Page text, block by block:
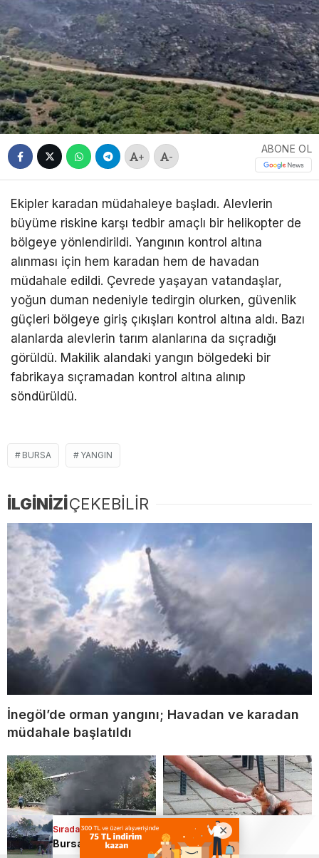
Sıradaki Haber
Bursa’da samanlık alevlere teslim oldu
+ -
ABONE OL
Ekipler karadan müdahaleye başladı. Alevlerin
büyüme riskine karşı tedbir amaçlı bir helikopter de
bölgeye yönlendirildi. Yangının kontrol altına
alınması için hem karadan hem de havadan
müdahale edildi. Çevrede yaşayan vatandaşlar,
yoğun duman nedeniyle tedirgin olurken, güvenlik
güçleri bölgeye giriş çıkışları kontrol altına aldı. Bazı
alanlarda alevlerin tarım alanlarına da sıçradığı
görüldü. Makilik alandaki yangın bölgedeki bir
fabrikaya sıçramadan kontrol altına alınıp
söndürüldü.
BURSA YANGIN
İLGİNİZİÇEKEBİLİR
İnegöl’de orman yangını; Havadan ve karadan
müdahale başlatıldı